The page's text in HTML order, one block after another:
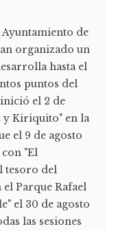
de
organizado un
hasta el
puntos del
el 2 de
y Kiriquito" en la
el 9 de agosto
"El
tesoro del
Parque Rafael
el 30 de agosto
las sesiones